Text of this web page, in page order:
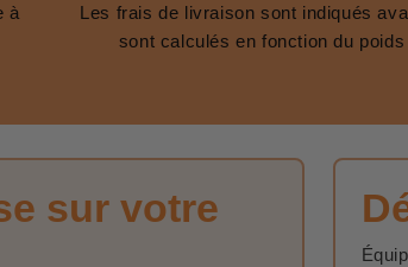
à
Les frais de livraison sont indiqués
sont calculés en fonction du
sur votre